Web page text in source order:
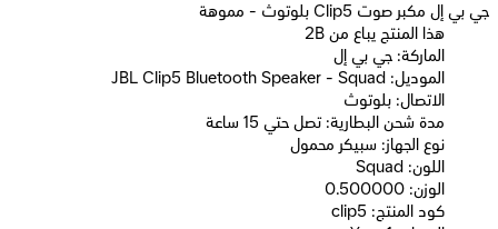
جي بي إل مكبر صوت Clip5 بلوتوث - مموهة
2B هذا المنتج يباع من
الماركة: جي بي إل
الموديل: JBL Clip5 Bluetooth Speaker - Squad
الاتصال: بلوتوث
مدة شحن البطارية: تصل حتي 15 ساعة
نوع الجهاز: سبيكر محمول
اللون: Squad
الوزن: 0.500000
كود المنتج: clip5